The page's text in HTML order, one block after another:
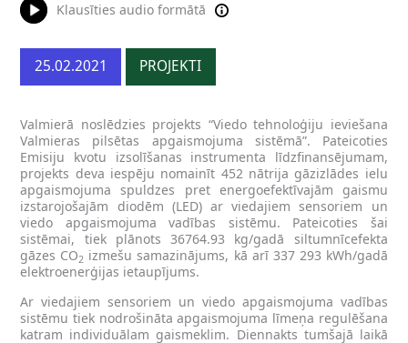
Klausīties audio formātā
25.02.2021 PROJEKTI
Valmierā noslēdzies projekts “Viedo tehnoloģiju ieviešana
Valmieras pilsētas apgaismojuma sistēmā”. Pateicoties
Emisiju kvotu izsolīšanas instrumenta līdzfinansējumam,
projekts deva iespēju nomainīt 452 nātrija gāzizlādes ielu
apgaismojuma spuldzes pret energoefektīvajām gaismu
izstarojošajām diodēm (LED) ar viedajiem sensoriem un
viedo apgaismojuma vadības sistēmu. Pateicoties šai
sistēmai, tiek plānots 36764.93 kg/gadā siltumnīcefekta
gāzes CO2 izmešu samazinājums, kā arī 337 293 kWh/gadā
elektroenerģijas ietaupījums.
Ar viedajiem sensoriem un viedo apgaismojuma vadības
sistēmu tiek nodrošināta apgaismojuma līmeņa regulēšana
katram individuālam gaismeklim. Diennakts tumšajā laikā